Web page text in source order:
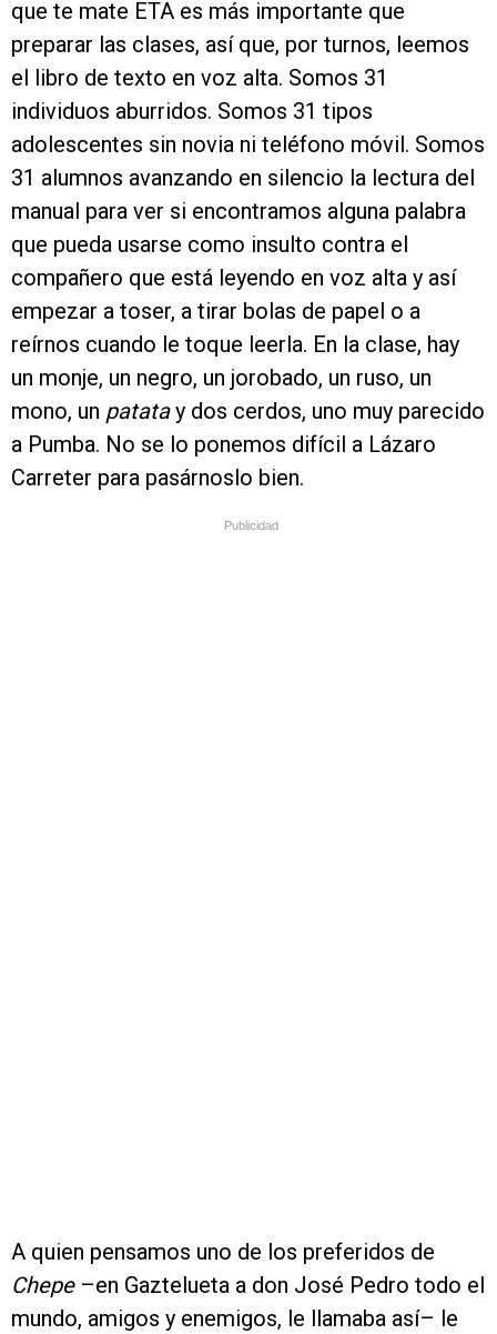
que te mate ETA es más importante que
preparar las clases, así que, por turnos, leemos
el libro de texto en voz alta. Somos 31
individuos aburridos. Somos 31 tipos
adolescentes sin novia ni teléfono móvil. Somos
31 alumnos avanzando en silencio la lectura del
manual para ver si encontramos alguna palabra
que pueda usarse como insulto contra el
compañero que está leyendo en voz alta y así
empezar a toser, a tirar bolas de papel o a
reírnos cuando le toque leerla. En la clase, hay
un monje, un negro, un jorobado, un ruso, un
mono, un patatay dos cerdos, uno muy parecido
a Pumba. No se lo ponemos difícil a Lázaro
Carreter para pasárnoslo bien.
Publicidad
A quien pensamos uno de los preferidos de
Chepe–en Gaztelueta a don José Pedro todo el
mundo, amigos y enemigos, le llamaba así– le